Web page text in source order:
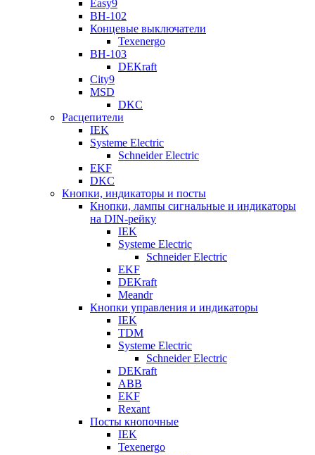
Easy9
ВН-102
Концевые выключатели
Texenergo
ВН-103
DEKraft
City9
MSD
DKC
Расцепители
IEK
Systeme Electric
Schneider Electric
EKF
DKC
Кнопки, индикаторы и посты
Кнопки, лампы сигнальные и индикаторы
на DIN-рейку
IEK
Systeme Electric
Schneider Electric
EKF
DEKraft
Meandr
Кнопки управления и индикаторы
IEK
TDM
Systeme Electric
Schneider Electric
DEKraft
ABB
EKF
Rexant
Посты кнопочные
IEK
Texenergo